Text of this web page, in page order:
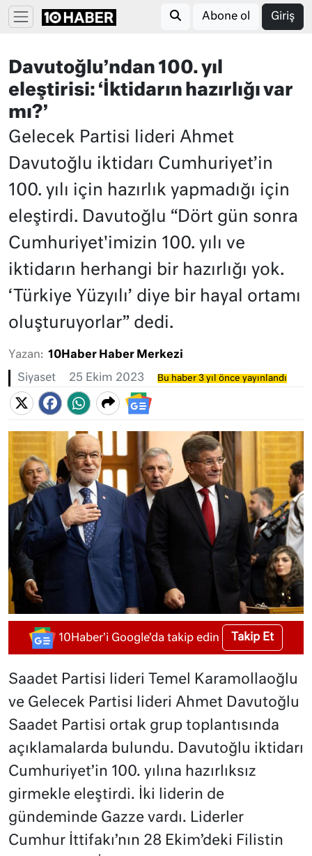
Abone ol Giriş
Davutoğlu’ndan 100. yıl
eleştirisi: ‘İktidarın hazırlığı var
mı?’
Gelecek Partisi lideri Ahmet
Davutoğlu iktidarı Cumhuriyet’in
100. yılı için hazırlık yapmadığı için
eleştirdi. Davutoğlu “Dört gün sonra
Cumhuriyet'imizin 100. yılı ve
iktidarın herhangi bir hazırlığı yok.
‘Türkiye Yüzyılı’ diye bir hayal ortamı
oluşturuyorlar” dedi.
Yazan: 10Haber Haber Merkezi
Siyaset 25 Ekim 2023 Bu haber 3 yıl önce yayınlandı
10Haber'i Google'da takip edin Takip Et
Saadet Partisi lideri Temel Karamollaoğlu
ve Gelecek Partisi lideri Ahmet Davutoğlu
Saadet Partisi ortak grup toplantısında
açıklamalarda bulundu. Davutoğlu iktidarı
Cumhuriyet’in 100. yılına hazırlıksız
girmekle eleştirdi. İki liderin de
gündeminde Gazze vardı. Liderler
Cumhur İttifakı’nın 28 Ekim’deki Filistin